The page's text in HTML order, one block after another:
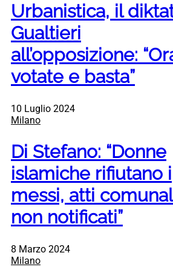
Urbanistica, il
Gualtieri
all’opposizione:
votate e basta”
10 Luglio 2024
Milano
Di Stefano: “Donne
islamiche rifiutano i
messi, atti
non notificati”
8 Marzo 2024
Milano